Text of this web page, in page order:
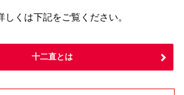
しくは下記をご覧ください。
十二直とは